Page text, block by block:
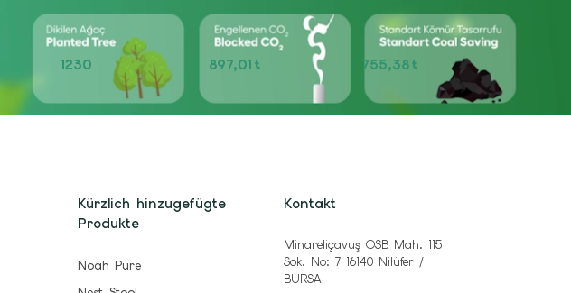
1230 897,01 t 755,38t
Kürzlich hinzugefügte
Produkte
Noah Pure
Kontakt
Minareliçavuş OSB Mah. 115
Sok. No: 7 16140 Nilüfer /
BURSA